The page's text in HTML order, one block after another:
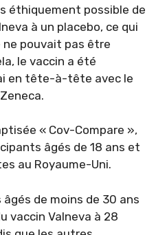
éthiquement possible de
à un placebo, ce qui
ne pouvait pas être
le vaccin a été
en tête-à-tête avec le
« Cov-Compare »,
âgés de 18 ans et
au Royaume-Uni.
de moins de 30 ans
vaccin Valneva à 28